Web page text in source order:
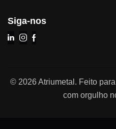
Siga-nos
© 2026 Atriumetal. Feito
com orgulho